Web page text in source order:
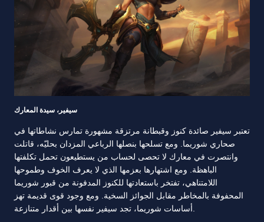
سيفير، سيدة المعارك
تعتبر سيفير صائدة كنوز وقبطانة مرتزقة مشهورة تمارس نشاطاتها في
صحاري شوريما. ومع تسلحها بنصلها الرباعي المزدان بحليّه، قاتلت
وانتصرت في معارك لا تحصى لحساب من يستطيعون تحمل تكلفتها
الباهظة. ومع اشتهارها بعزمها الذي لا يعرف الخوف وطموحها
اللامتناهي، تفتخر باستعادتها للكنوز المدفونة من قبور شوريما
المحفوفة بالمخاطر مقابل الجوائز السخية. ومع وجود قوى قديمة تهز